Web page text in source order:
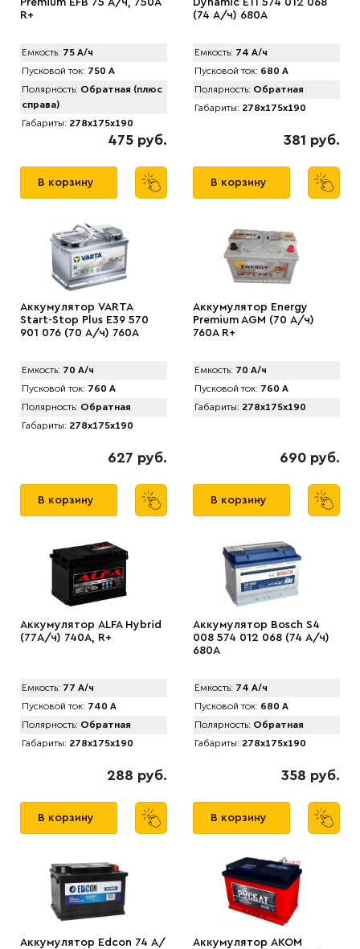
Premium EFB 75 А/ч, 750A
R+
Емкость: 75 А/ч
Пусковой ток: 750 А
Полярность: Обратная (плюс
справа)
Габариты: 278x175x190
475 руб.
В корзину
Dynamic E11 574 012 068
(74 А/ч) 680А
Емкость: 74 А/ч
Пусковой ток: 680 А
Полярность: Обратная
Габариты: 278x175x190
381 руб.
В корзину
Аккумулятор VARTA
Start-Stop Plus E39 570
901 076 (70 А/ч) 760А
Емкость: 70 А/ч
Пусковой ток: 760 А
Полярность: Обратная
Габариты: 278x175x190
627 руб.
В корзину
Аккумулятор Energy
Premium AGM (70 А/ч)
760A R+
Емкость: 70 А/ч
Пусковой ток: 760 А
Габариты: 278x175x190
690 руб.
В корзину
Аккумулятор ALFA Hybrid
(77А/ч) 740A, R+
Емкость: 77 А/ч
Пусковой ток: 740 А
Полярность: Обратная
Габариты: 278x175x190
288 руб.
В корзину
Аккумулятор Bosch S4
008 574 012 068 (74 А/ч)
680A
Емкость: 74 А/ч
Пусковой ток: 680 А
Полярность: Обратная
Габариты: 278x175x190
358 руб.
В корзину
Аккумулятор Edcon 74 А/
Аккумулятор AKOM